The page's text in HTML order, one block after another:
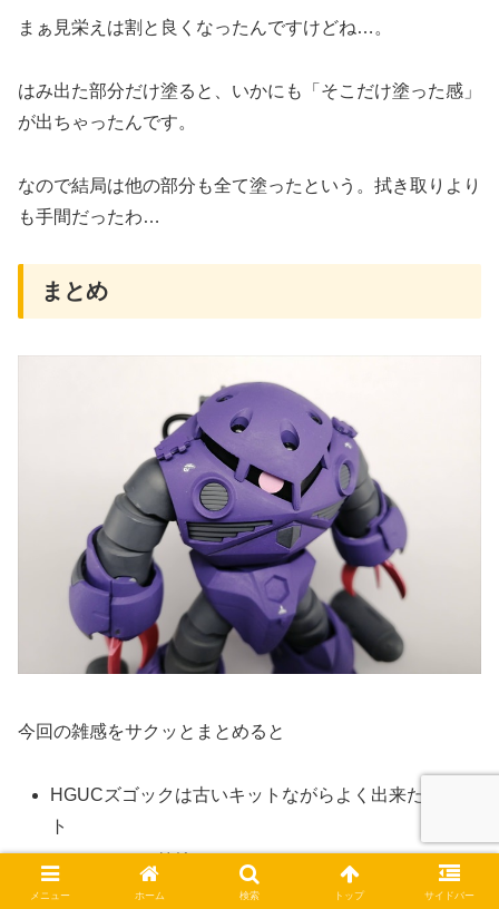
まぁ見栄えは割と良くなったんですけどね…。
はみ出た部分だけ塗ると、いかにも「そこだけ塗った感」
が出ちゃったんです。
なので結局は他の部分も全て塗ったという。拭き取りより
も手間だったわ…
まとめ
今回の雑感をサクッとまとめると
HGUCズゴックは古いキットながらよく出来たキッ
ト
ファレフォは筆塗りしやすい
ファレフォは調色しやすい
メニュー ホーム 検索 トップ サイドバー